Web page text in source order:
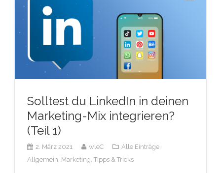
Solltest du LinkedIn in deinen
Marketing-Mix integrieren?
(Teil 1)
2. März 2021 wleC
Alle Einträge,
Allgemein, Marketing, Tipps & Tricks